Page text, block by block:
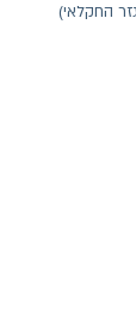
החקלאי)
וחברות בפני